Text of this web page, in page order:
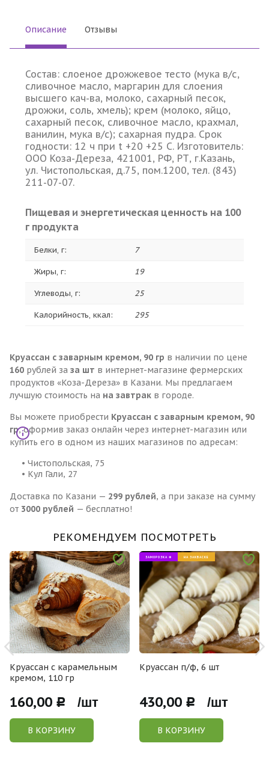
Описание Отзывы
Состав: слоеное дрожжевое тесто (мука в/с,
сливочное масло, маргарин для слоения
высшего кач-ва, молоко, сахарный песок,
дрожжи, соль, хмель); крем (молоко, яйцо,
сахарный песок, сливочное масло, крахмал,
ванилин, мука в/с); сахарная пудра. Срок
годности: 12 ч при t +20 +25 C. Изготовитель:
ООО Коза-Дереза, 421001, РФ, РТ, г.Казань,
ул. Чистопольская, д.75, пом.1200, тел. (843)
211-07-07.
Пищевая и энергетическая ценность на 100
г продукта
Белки, г: 7
Жиры, г: 19
Углеводы, г: 25
Калорийность, ккал: 295
Круассан с заварным кремом, 90 гр в наличии по цене
160 рублей за за шт в интернет-магазине фермерских
продуктов «Коза-Дереза» в Казани. Мы предлагаем
лучшую стоимость на на завтрак в городе.
Вы можете приобрести Круассан с заварным кремом, 90
гр, оформив заказ онлайн через интернет-магазин или
купить его в одном из наших магазинов по адресам:
• Чистопольская, 75
• Кул Гали, 27
Доставка по Казани — 299 рублей, а при заказе на сумму
от 3000 рублей — бесплатно!
РЕКОМЕНДУЕМ ПОСМОТРЕТЬ
Круассан с карамельным
кремом, 110 гр
160,00 Р /шт
В КОРЗИНУ
ЗАМОРОЗКА ❄ НА ЗАКВАСКЕ
Круассан п/ф, 6 шт
430,00 Р /шт
В КОРЗИНУ